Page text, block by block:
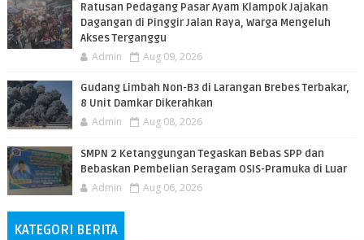
​Ratusan Pedagang Pasar Ayam Klampok Jajakan
Dagangan di Pinggir Jalan Raya, Warga Mengeluh
Akses Terganggu
Admin Aug 09, 2026
​Gudang Limbah Non-B3 di Larangan Brebes Terbakar,
8 Unit Damkar Dikerahkan
Admin Aug 08, 2026
SMPN 2 Ketanggungan Tegaskan Bebas SPP dan
Bebaskan Pembelian Seragam OSIS-Pramuka di Luar
Admin Aug 06, 2026
KATEGORI BERITA